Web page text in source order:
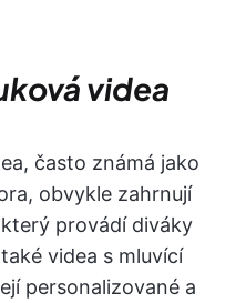
videa
často známá jako
obvykle zahrnují
provádí diváky
videa s mluvící
personalizované a